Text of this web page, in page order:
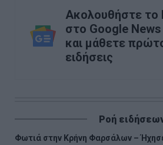
Ακολουθήστε το
στο Google News
και μάθετε
ειδήσεις
Ροή
Φωτιά στην Κρήνη Φαρσάλων –